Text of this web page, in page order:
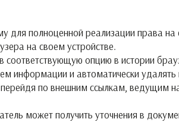
для полноценной реализации права
на своем устройстве.
опцию в истории
информации и автоматически удалять
по внешним ссылкам, ведущим
может получить уточнения в